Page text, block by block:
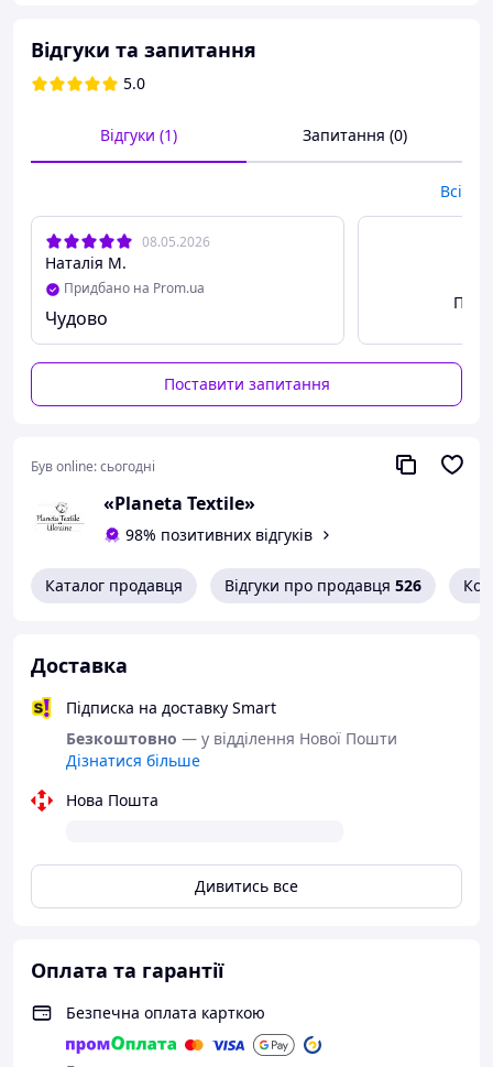
Розмір:
56
м’які та дихаючі
Відгуки та запитання
5.0
Відгуки (1) Запитання (0)
Всі
08.05.2026
Наталія М.
Придбано на Prom.ua
Чудово
Поставити запитання
Був online:сьогодні
«Planeta Textile»
98% позитивних відгуків
Каталог продавця Відгуки про продавця 526
Доставка
Підписка на доставку Smart
Безкоштовно — у відділення Нової Пошти
Дізнатися більше
Нова Пошта
Дивитись все
Оплата та гарантії
Безпечна оплата карткою